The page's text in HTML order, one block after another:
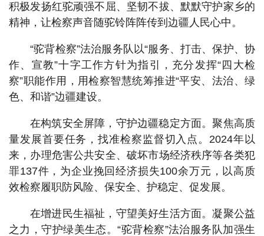
积极发扬红驼顽强不屈、坚韧不拔、默默守护家乡的
精神，让检察声音随驼铃阵阵传到边疆人民心中。
“驼背检察”法治服务队以“服务、打击、保护、协
作、宣教”十字工作方针为指引，充分发挥“四大检
察”职能作用，用检察智慧统筹推进“平安、法治、绿
色、和谐”边疆建设。
在构筑安全屏障，守护边疆稳定方面。聚焦高质
量发展首要任务，找准检察监督切入点。2024年以
来，办理危害公共安全、破坏市场经济秩序等各类犯
罪137件，为企业挽回经济损失100余万元，以高质
效检察履职防风险、保安全、护稳定、促发展。
在增进民生福祉，守望美好生活方面。凝聚公益
之力，守护绿美生态。“驼背检察”法治服务队加强生